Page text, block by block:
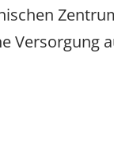
Versorgung